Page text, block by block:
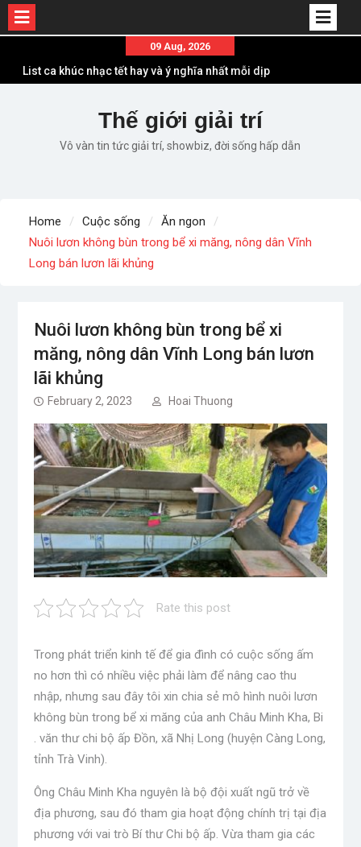
content
09 Aug, 2026
List ca khúc nhạc tết hay và ý nghĩa nhất mỗi dịp
Em ơi lên phố – Minh Vương: Màn comeback
“ngoạn mục” với triệu view
Những ca khúc nhạc xuân “sặc mùi” quảng cáo
Lời bài hát Chúng Ta của Hiện Tại – Sơn Tùng M-
TP – Full lyrics bản chuẩn
Thế giới giải trí
Vô vàn tin tức giải trí, showbiz, đời sống hấp dẫn
Home Cuộc sống
Ăn ngon
Nuôi lươn không bùn trong bể xi măng, nông dân Vĩnh
Long bán lươn lãi khủng
Nuôi lươn không bùn trong bể xi
măng, nông dân Vĩnh Long bán lươn
lãi khủng
February 2, 2023 Hoai Thuong
Rate this post
Trong phát triển kinh tế để gia đình có cuộc sống ấm
no hơn thì có nhiều việc phải làm để nâng cao thu
nhập, nhưng sau đây tôi xin chia sẻ mô hình nuôi lươn
không bùn trong bể xi măng của anh Châu Minh Kha, Bi
. văn thư chi bộ ấp Đồn, xã Nhị Long (huyện Càng Long,
tỉnh Trà Vinh).
Ông Châu Minh Kha nguyên là bộ đội xuất ngũ trở về
địa phương, sau đó tham gia hoạt động chính trị tại địa
phương với vai trò Bí thư Chi bộ ấp. Vừa tham gia các